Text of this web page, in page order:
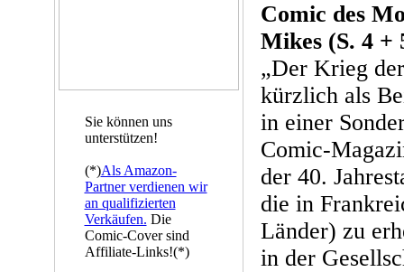
Sie können uns
unterstützen!
(*)Als Amazon-
Partner verdienen wir
an qualifizierten
Verkäufen. Die
Comic-Cover sind
Affiliate-Links!(*)
Comic des
Mikes (S. 4 +
„Der Krieg
kürzlich als
in einer
Comic-
der 40.
die in
Länder) zu
in der